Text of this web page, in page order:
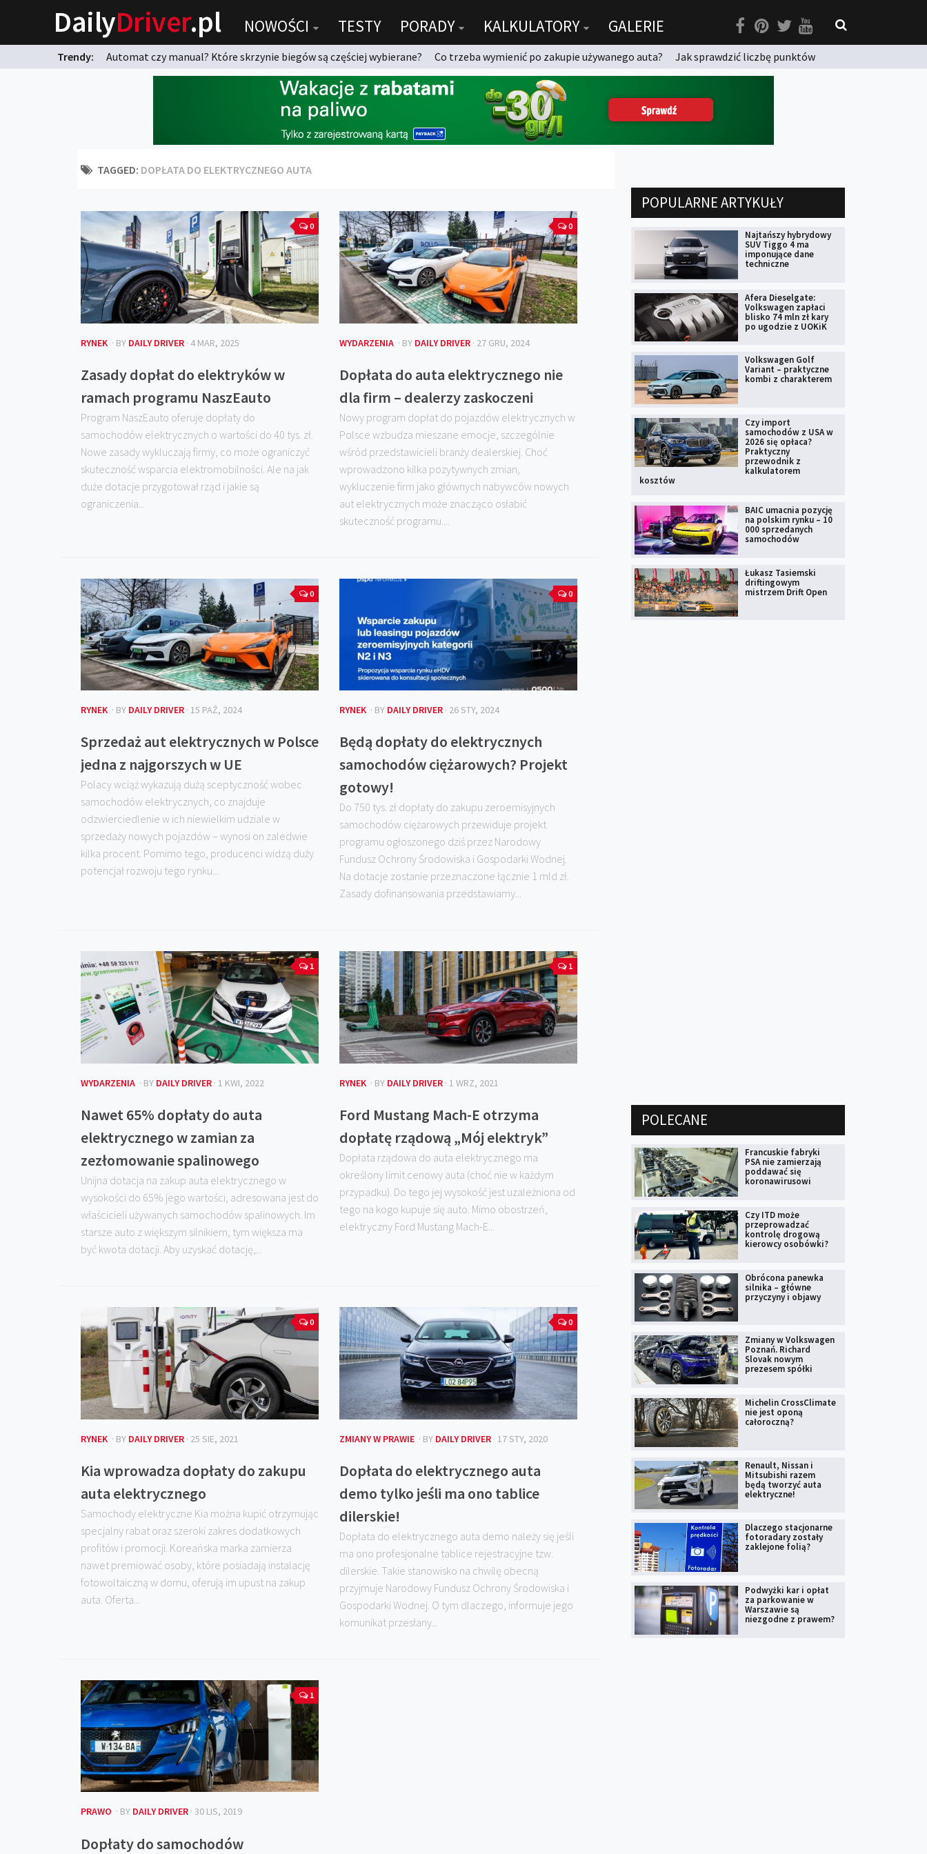
DailyDriver.pl NOWOŚCI TESTY PORADY KALKULATORY GALERIE
Trendy: Automat czy manual? Które skrzynie biegów są częściej wybierane? Co trzeba wymienić po zakupie używanego auta?
Jak sprawdzić liczbę punktów
TAGGED: DOPŁATA DO ELEKTRYCZNEGO AUTA
0
RYNEK · BY DAILY DRIVER · 4 MAR, 2025
Zasady dopłat do elektryków w
ramach programu NaszEauto
Program NaszEauto oferuje dopłaty do
samochodów elektrycznych o wartości do 40 tys. zł.
Nowe zasady wykluczają firmy, co może ograniczyć
skuteczność wsparcia elektromobilności. Ale na jak
duże dotacje przygotował rząd i jakie są
ograniczenia...
0
WYDARZENIA · BY DAILY DRIVER · 27 GRU, 2024
Dopłata do auta elektrycznego nie
dla firm – dealerzy zaskoczeni
Nowy program dopłat do pojazdów elektrycznych w
Polsce wzbudza mieszane emocje, szczególnie
wśród przedstawicieli branży dealerskiej. Choć
wprowadzono kilka pozytywnych zmian,
wykluczenie firm jako głównych nabywców nowych
aut elektrycznych może znacząco osłabić
skuteczność programu....
0
RYNEK · BY DAILY DRIVER · 15 PAŹ, 2024
Sprzedaż aut elektrycznych w Polsce
jedna z najgorszych w UE
Polacy wciąż wykazują dużą sceptyczność wobec
samochodów elektrycznych, co znajduje
odzwierciedlenie w ich niewielkim udziale w
sprzedaży nowych pojazdów – wynosi on zaledwie
kilka procent. Pomimo tego, producenci widzą duży
potencjał rozwoju tego rynku...
0
RYNEK · BY DAILY DRIVER · 26 STY, 2024
Będą dopłaty do elektrycznych
samochodów ciężarowych? Projekt
gotowy!
Do 750 tys. zł dopłaty do zakupu zeroemisyjnych
samochodów ciężarowych przewiduje projekt
programu ogłoszonego dziś przez Narodowy
Fundusz Ochrony Środowiska i Gospodarki Wodnej.
Na dotacje zostanie przeznaczone łącznie 1 mld zł.
Zasady dofinansowania przedstawiamy...
1
WYDARZENIA · BY DAILY DRIVER · 1 KWI, 2022
Nawet 65% dopłaty do auta
elektrycznego w zamian za
zezłomowanie spalinowego
Unijna dotacja na zakup auta elektrycznego w
wysokości do 65% jego wartości, adresowana jest do
właścicieli używanych samochodów spalinowych. Im
starsze auto z większym silnikiem, tym większa ma
być kwota dotacji. Aby uzyskać dotację,...
1
RYNEK · BY DAILY DRIVER · 1 WRZ, 2021
Ford Mustang Mach-E otrzyma
dopłatę rządową „Mój elektryk”
Dopłata rządowa do auta elektrycznego ma
określony limit cenowy auta (choć nie w każdym
przypadku). Do tego jej wysokość jest uzależniona od
tego na kogo kupuje się auto. Mimo obostrzeń,
elektryczny Ford Mustang Mach-E...
0
RYNEK · BY DAILY DRIVER · 25 SIE, 2021
Kia wprowadza dopłaty do zakupu
auta elektrycznego
Samochody elektryczne Kia można kupić otrzymując
specjalny rabat oraz szeroki zakres dodatkowych
profitów i promocji. Koreańska marka zamierza
nawet premiować osoby, które posiadają instalację
fotowoltaiczną w domu, oferują im upust na zakup
auta. Oferta...
0
ZMIANY W PRAWIE · BY DAILY DRIVER · 17 STY, 2020
Dopłata do elektrycznego auta
demo tylko jeśli ma ono tablice
dilerskie!
Dopłata do elektrycznego auta demo należy się jeśli
ma ono profesjonalne tablice rejestracyjne tzw.
dilerskie. Takie stanowisko na chwilę obecną
przyjmuje Narodowy Fundusz Ochrony Środowiska i
Gospodarki Wodnej. O tym dlaczego, informuje jego
komunikat przesłany...
1
PRAWO · BY DAILY DRIVER · 30 LIS, 2019
Dopłaty do samochodów
POPULARNE ARTYKUŁY
Najtańszy hybrydowy
SUV Tiggo 4 ma
imponujące dane
techniczne
Afera Dieselgate:
Volkswagen zapłaci
blisko 74 mln zł kary
po ugodzie z UOKiK
Volkswagen Golf
Variant – praktyczne
kombi z charakterem
Czy import
samochodów z USA w
2026 się opłaca?
Praktyczny
przewodnik z
kalkulatorem
kosztów
BAIC umacnia pozycję
na polskim rynku – 10
000 sprzedanych
samochodów
Łukasz Tasiemski
driftingowym
mistrzem Drift Open
POLECANE
Francuskie fabryki
PSA nie zamierzają
poddawać się
koronawirusowi
Czy ITD może
przeprowadzać
kontrolę drogową
kierowcy osobówki?
Obrócona panewka
silnika – główne
przyczyny i objawy
Zmiany w Volkswagen
Poznań. Richard
Slovak nowym
prezesem spółki
Michelin CrossClimate
nie jest oponą
całoroczną?
Renault, Nissan i
Mitsubishi razem
będą tworzyć auta
elektryczne!
Dlaczego stacjonarne
fotoradary zostały
zaklejone folią?
Podwyżki kar i opłat
za parkowanie w
Warszawie są
niezgodne z prawem?